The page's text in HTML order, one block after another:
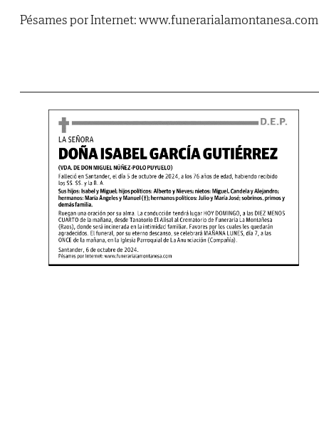
Pésames por Internet: www.funerarialamontanesa.com